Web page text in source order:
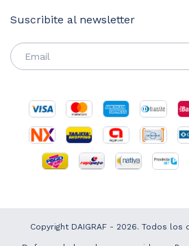
Suscribite al newsletter
Copyright DAIGRAF - 2026. Todos